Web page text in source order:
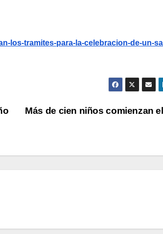
los-tramites-para-la-celebracion-de-un-
Más de cien niños comienzan